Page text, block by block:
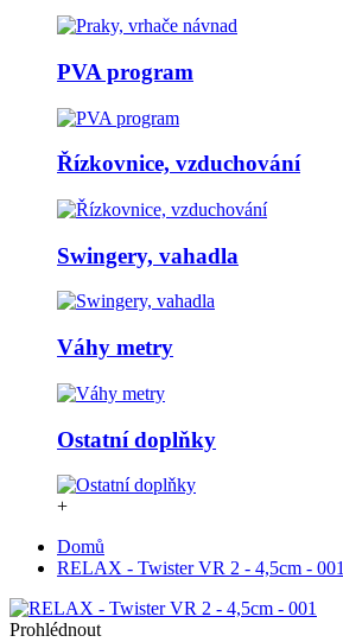
PVA program
Řízkovnice, vzduchování
Swingery, vahadla
Váhy metry
Ostatní doplňky
+
Domů
RELAX - Twister VR 2 - 4,5cm - 001
Prohlédnout